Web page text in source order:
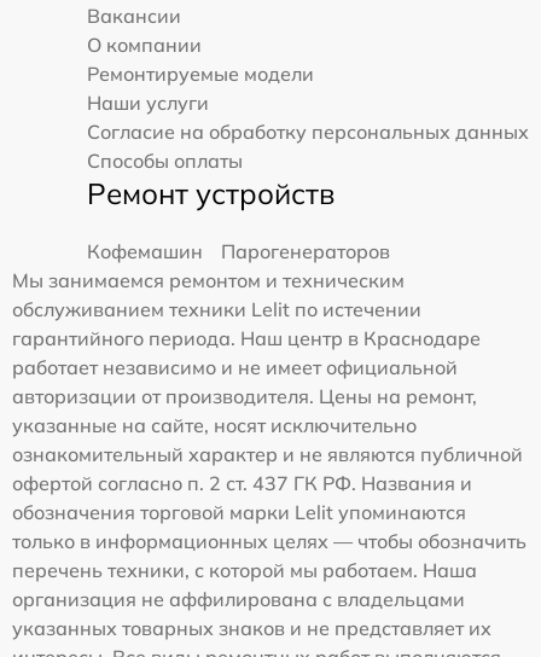
Вакансии
О компании
Ремонтируемые модели
Наши услуги
Согласие на обработку персональных данных
Способы оплаты
Ремонт устройств
Кофемашин
Парогенераторов
Мы занимаемся ремонтом и техническим
обслуживанием техники Lelit по истечении
гарантийного периода. Наш центр в Краснодаре
работает независимо и не имеет официальной
авторизации от производителя. Цены на ремонт,
указанные на сайте, носят исключительно
ознакомительный характер и не являются публичной
офертой согласно п. 2 ст. 437 ГК РФ. Названия и
обозначения торговой марки Lelit упоминаются
только в информационных целях — чтобы обозначить
перечень техники, с которой мы работаем. Наша
организация не аффилирована с владельцами
указанных товарных знаков и не представляет их